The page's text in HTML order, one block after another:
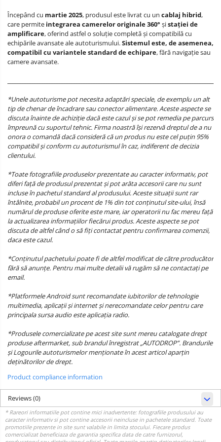
Începând cu martie 2025, produsul este livrat cu un cablaj hibrid,
care permite integrarea camerelor originale 360° șistației de
amplificare, oferind astfel o soluție completă și compatibilă cu
echipările avansate ale autoturismului.Sistemul este, de asemenea,
compatibil cu variantele standard de echipare, fără navigație sau
camere avansate.
*Unele autoturisme pot necesita adaptări speciale, de exemplu un alt
tip de chenar de încadrare sau conector alimentare. Aceste aspecte se
discuta înainte de achiziție dacă este cazul și se pot remedia pe parcurs
împreună cu suportul tehnic. Firma noastră își rezervă dreptul de a nu
onora o comandă dacă consideră că un produs nu este cel puțin 95%
compatibil și conform cu autoturismul în caz, indiferent de decizia
clientului.
*Toate fotografiile produselor prezentate au caracter informativ, pot
diferi față de produsul prezentat și pot arăta accesorii care nu sunt
incluse în pachetul standard al produsului. Aceste situații sunt rar
întâlnite, probabil un procent de 1% din tot conținutul site-ului, însă
numărul de produse oferite este mare, iar operatorii nu fac mereu față
la actualizarea informațiilor fiecărui produs. Aceste aspecte se pot
discuta de altfel când o să fiți contactat pentru confirmarea comenzii,
daca este cazul.
*Conținutul pachetului poate fi de altfel modificat de către producător
fără să anunțe. Pentru mai multe detalii vă rugăm să ne contactați pe
email.
*Platformele Android sunt recomandate iubitorilor de tehnologie
multimedia, aplicații și internet și nerecomandate celor pentru care
principala sursa audio este aplicația radio.
*Produsele comercializate pe acest site sunt mereu catalogate drept
produse aftermarket, sub brandul înregistrat „AUTODROP”. Brandurile
și Logourile autoturismelor menționate în acest articol aparțin
deținătorilor de drept.
Product compliance information
Reviews(0)